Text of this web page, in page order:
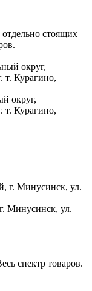
стоящих
округ,
т. Курагино,
Минусинск, ул.
спектр товаров.